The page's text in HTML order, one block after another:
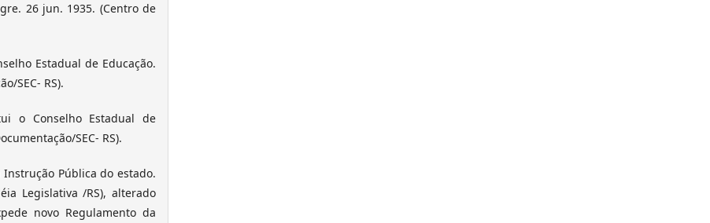
26 jun. 1935. (Centro de
Estadual de Educação.
SEC- RS).
o Conselho Estadual de
SEC- RS).
Instrução Pública do estado.
Legislativa /RS), alterado
novo Regulamento da